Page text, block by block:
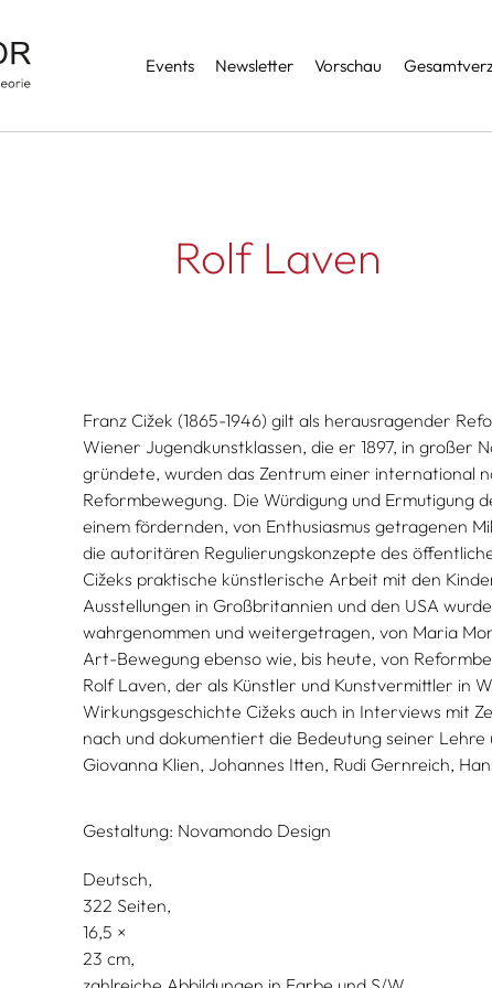
Services
Events Newsletter Vorschau
Rolf Laven
Franz Cižek (1865-1946) gilt als herausragender
Wiener Jugendkunstklassen, die er 1897, in großer
gründete, wurden das Zentrum einer international
Reformbewegung. Die Würdigung und Ermutigung
einem fördernden, von Enthusiasmus getragenen
die autoritären Regulierungskonzepte des
Cižeks praktische künstlerische Arbeit mit den
Ausstellungen in Großbritannien und den USA
wahrgenommen und weitergetragen, von Maria
Art-Bewegung ebenso wie, bis heute, von
Rolf Laven, der als Künstler und Kunstvermittler in
Wirkungsgeschichte Cižeks auch in Interviews mit
nach und dokumentiert die Bedeutung seiner Lehre
Giovanna Klien, Johannes Itten, Rudi Gernreich,
Gestaltung: Novamondo Design
Deutsch
322 Seiten,
16,5
23